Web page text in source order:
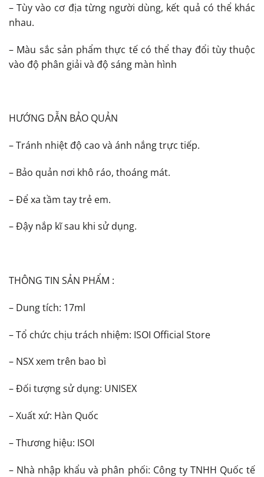
– Tùy vào cơ địa từng người dùng, kết quả có thể khác
nhau.
– Màu sắc sản phẩm thực tế có thể thay đổi tùy thuộc
vào độ phân giải và độ sáng màn hình
HƯỚNG DẪN BẢO QUẢN
– Tránh nhiệt độ cao và ánh nắng trực tiếp.
– Bảo quản nơi khô ráo, thoáng mát.
– Để xa tầm tay trẻ em.
– Đậy nắp kĩ sau khi sử dụng.
THÔNG TIN SẢN PHẨM :
– Dung tích: 17ml
– Tổ chức chịu trách nhiệm: ISOI Official Store
– NSX xem trên bao bì
– Đối tượng sử dụng: UNISEX
– Xuất xứ: Hàn Quốc
– Thương hiệu: ISOI
– Nhà nhập khẩu và phân phối: Công ty TNHH Quốc tế